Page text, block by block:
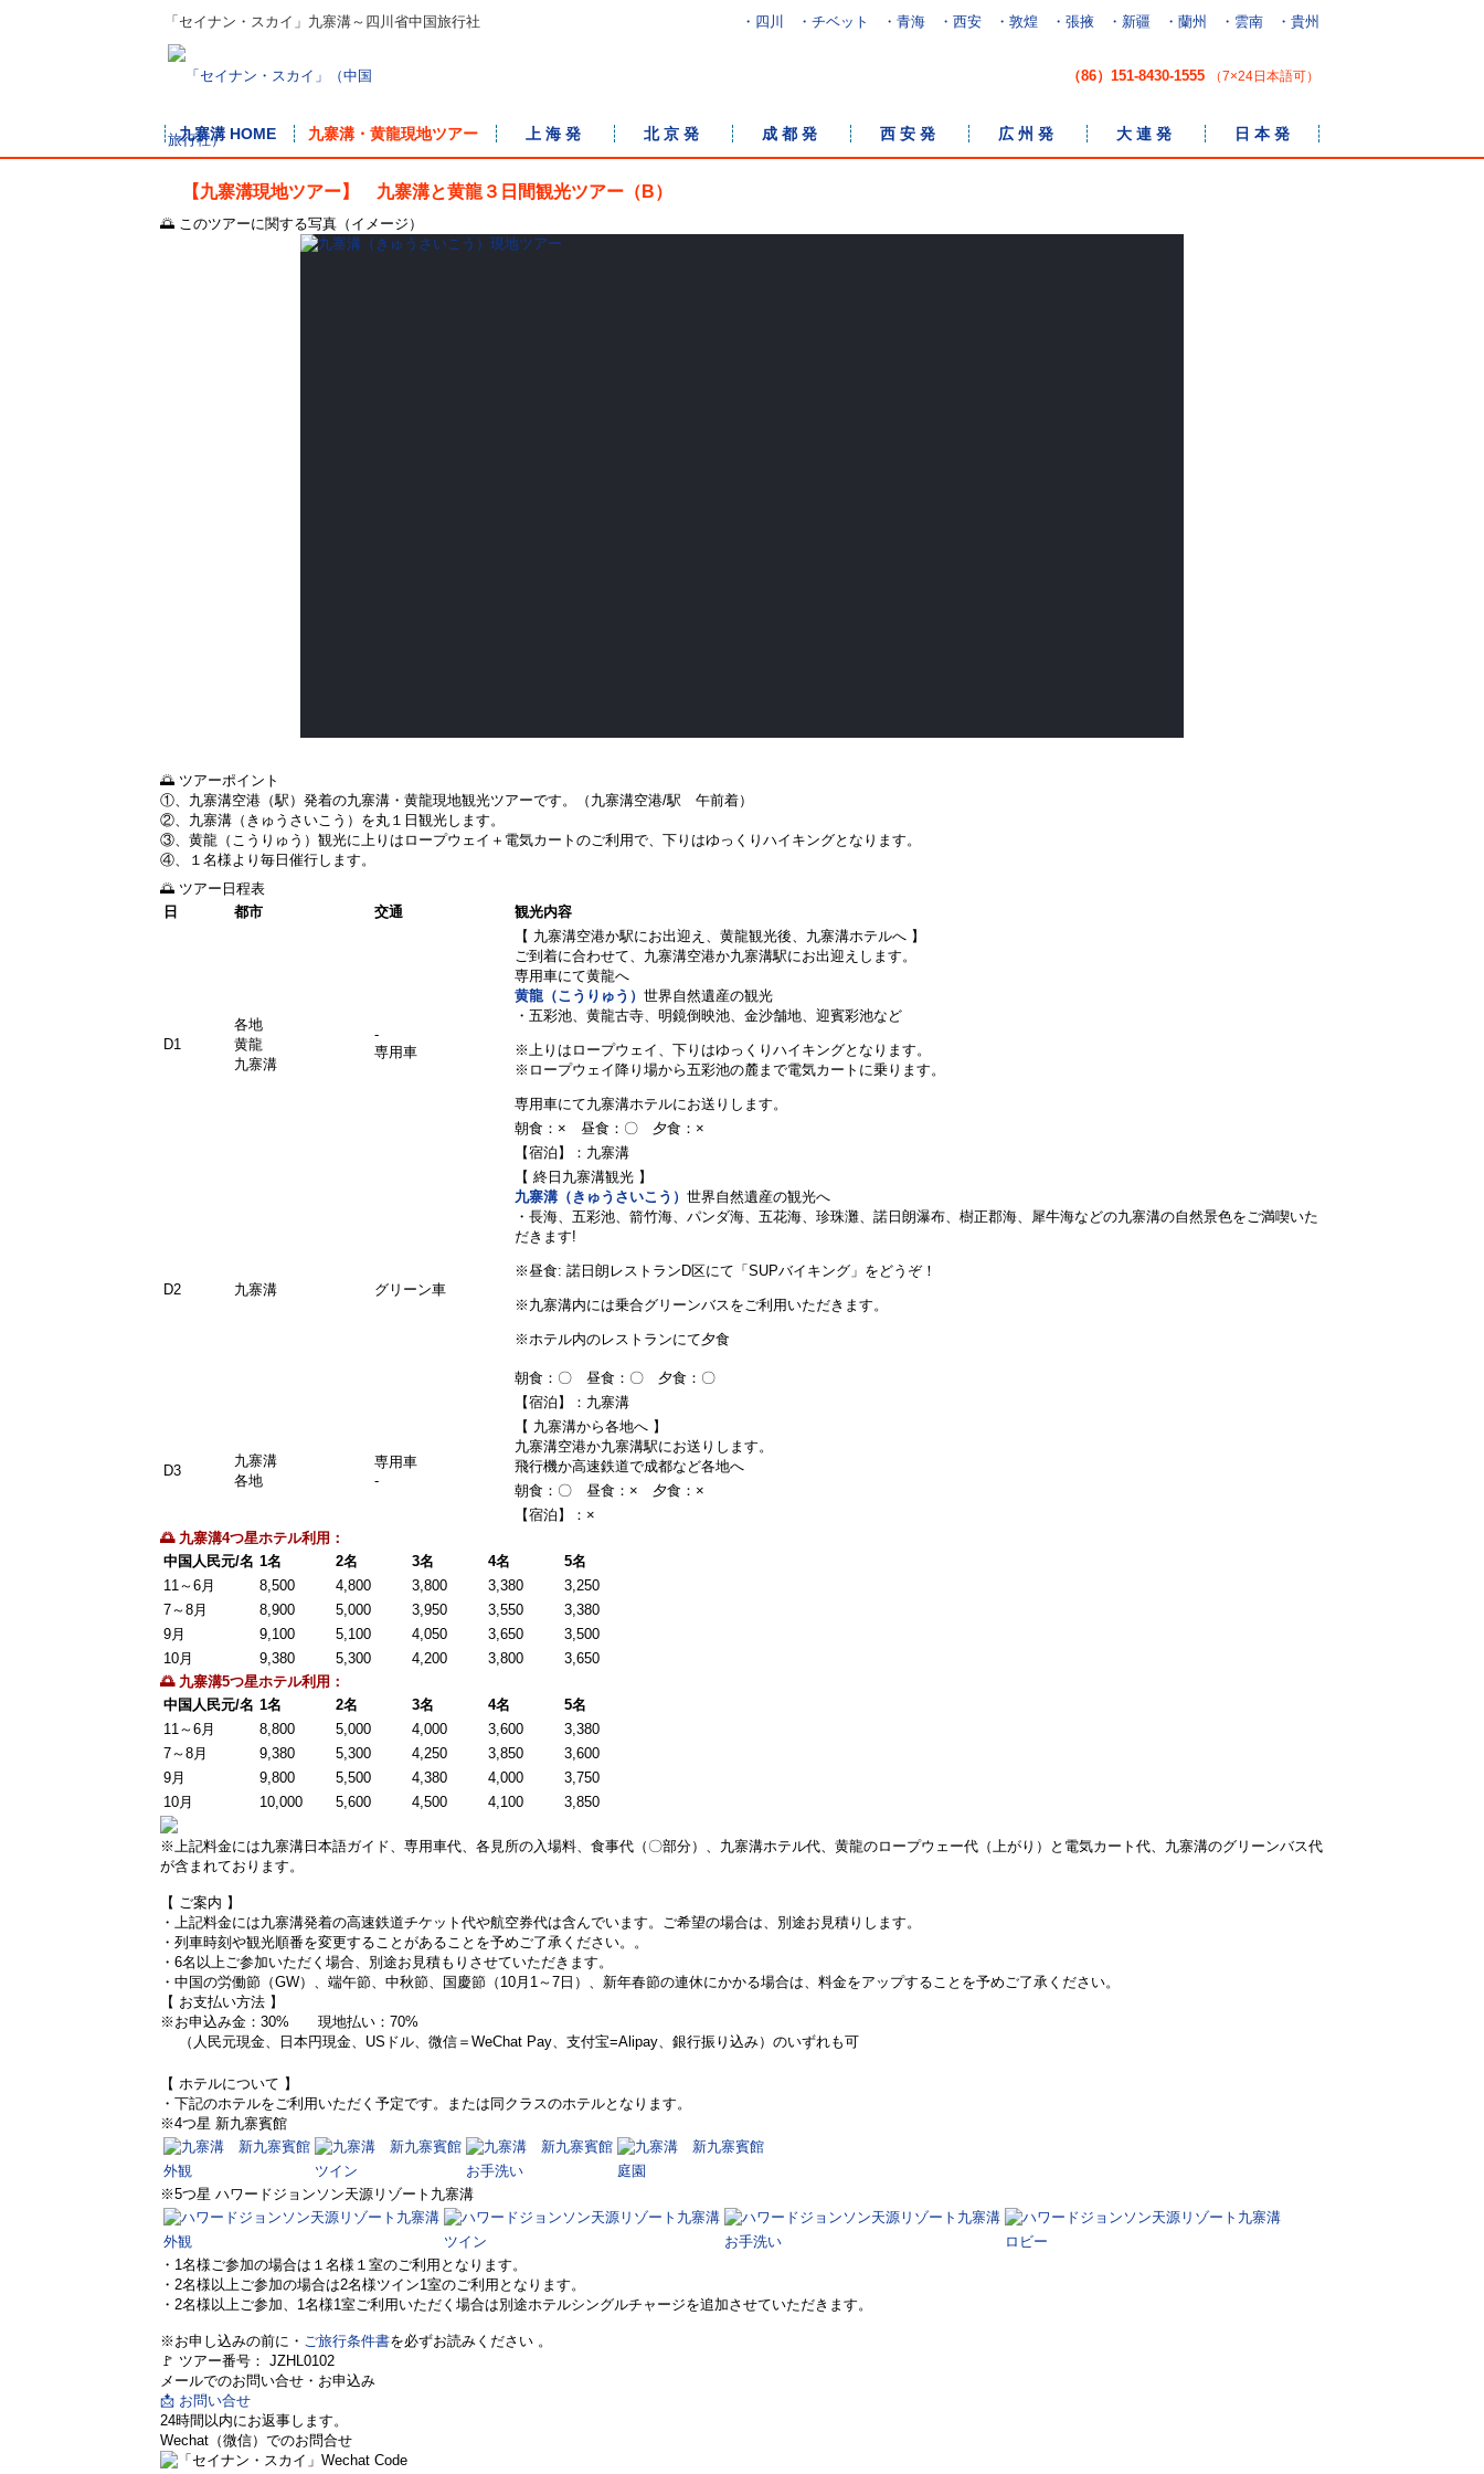
「セイナン・スカイ」九寨溝～四川省中国旅行社 ・四川 ・チベット ・青海 ・西安 ・敦煌 ・張掖 ・新疆 ・蘭州 ・雲南 ・貴州
（86）151-8430-1555 （7×24日本語可）
九寨溝 HOME 九寨溝・黄龍現地ツアー 上 海 発 北 京 発 成 都 発 西 安 発 広 州 発 大 連 発 日 本 発
【九寨溝現地ツアー】 九寨溝と黄龍３日間観光ツアー（B）
🌅 このツアーに関する写真（イメージ）
🌅 ツアーポイント
①、九寨溝空港（駅）発着の九寨溝・黄龍現地観光ツアーです。（九寨溝空港/駅 午前着）
②、九寨溝（きゅうさいこう）を丸１日観光します。
③、黄龍（こうりゅう）観光に上りはロープウェイ＋電気カートのご利用で、下りはゆっくりハイキングとなります。
④、１名様より毎日催行します。
🌅 ツアー日程表
日
都市 交通 観光内容
D1
各地
黄龍
九寨溝
-
専用車
【 九寨溝空港か駅にお出迎え、黄龍観光後、九寨溝ホテルへ 】
ご到着に合わせて、九寨溝空港か九寨溝駅にお出迎えします。
専用車にて黄龍へ
黄龍（こうりゅう） 世界自然遺産の観光
・五彩池、黄龍古寺、明鏡倒映池、金沙舗地、迎賓彩池など
※上りはロープウェイ、下りはゆっくりハイキングとなります。
※ロープウェイ降り場から五彩池の麓まで電気カートに乗ります。
専用車にて九寨溝ホテルにお送りします。
朝食：× 昼食：〇 夕食：×
【宿泊】：九寨溝
D2 九寨溝 グリーン車
【 終日九寨溝観光 】
九寨溝（きゅうさいこう） 世界自然遺産の観光へ
・長海、五彩池、箭竹海、パンダ海、五花海、珍珠灘、諾日朗瀑布、樹正郡海、犀牛海などの九寨溝の自然景色をご満喫いた
だきます!
※昼食: 諾日朗レストランD区にて「SUPバイキング」をどうぞ！
※九寨溝内には乗合グリーンバスをご利用いただきます。
※ホテル内のレストランにて夕食
朝食：〇 昼食：〇 夕食：〇
【宿泊】：九寨溝
D3
九寨溝
各地
専用車
-
【 九寨溝から各地へ 】
九寨溝空港か九寨溝駅にお送りします。
飛行機か高速鉄道で成都など各地へ
朝食：〇 昼食：× 夕食：×
【宿泊】：×
🌅 九寨溝4つ星ホテル利用：
中国人民元/名 1名 2名 3名 4名
5名
11～6月
8,500 4,800 3,800 3,380
3,250
7～8月
8,900 5,000 3,950 3,550
3,380
9月
9,100 5,100 4,050 3,650
3,500
10月
9,380 5,300 4,200 3,800
3,650
🌅 九寨溝5つ星ホテル利用：
中国人民元/名 1名 2名 3名 4名
5名
11～6月
8,800 5,000 4,000 3,600
3,380
7～8月
9,380 5,300 4,250 3,850
3,600
9月
9,800 5,500 4,380 4,000
3,750
10月
10,000 5,600 4,500 4,100 3,850
※上記料金には九寨溝日本語ガイド、専用車代、各見所の入場料、食事代（〇部分）、九寨溝ホテル代、黄龍のロープウェー代（上がり）と電気カート代、九寨溝のグリーンバス代
が含まれております。
【 ご案内 】
・上記料金には九寨溝発着の高速鉄道チケット代や航空券代は含んでいます。ご希望の場合は、別途お見積りします。
・列車時刻や観光順番を変更することがあることを予めご了承ください。。
・6名以上ご参加いただく場合、別途お見積もりさせていただきます。
・中国の労働節（GW）、端午節、中秋節、国慶節（10月1～7日）、新年春節の連休にかかる場合は、料金をアップすることを予めご了承ください。
【 お支払い方法 】
※お申込み金：30% 現地払い：70%
（人民元現金、日本円現金、USドル、微信＝WeChat Pay、支付宝=Alipay、銀行振り込み）のいずれも可
【 ホテルについて 】
・下記のホテルをご利用いただく予定です。または同クラスのホテルとなります。
※4つ星 新九寨賓館
外観 ツイン お手洗い
庭園
※5つ星 ハワードジョンソン天源リゾート九寨溝
外観 ツイン お手洗い
ロビー
・1名様ご参加の場合は１名様１室のご利用となります。
・2名様以上ご参加の場合は2名様ツイン1室のご利用となります。
・2名様以上ご参加、1名様1室ご利用いただく場合は別途ホテルシングルチャージを追加させていただきます。
※お申し込みの前に・ ご旅行条件書を必ずお読みください 。
🚩 ツアー番号： JZHL0102
メールでのお問い合せ・お申込み
📩 お問い合せ
24時間以内にお返事します。
Wechat（微信）でのお問合せ